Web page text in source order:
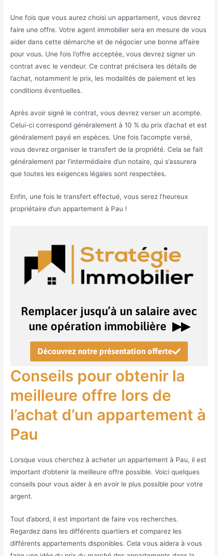
Une fois que vous aurez choisi un appartement, vous devrez
faire une offre. Votre agent immobilier sera en mesure de vous
aider dans cette démarche et de négocier une bonne affaire
pour vous. Une fois l’offre acceptée, vous devrez signer un
contrat avec le vendeur. Ce contrat précisera les détails de
l’achat, notamment le prix, les modalités de paiement et les
conditions éventuelles.
Après avoir signé le contrat, vous devrez verser un acompte.
Celui-ci correspond généralement à 10 % du prix d’achat et est
généralement payé en espèces. Une fois l’acompte versé,
vous devrez organiser le transfert de la propriété. Cela se fait
généralement par l’intermédiaire d’un notaire, qui s’assurera
que toutes les exigences légales sont respectées.
Enfin, une fois le transfert effectué, vous serez l’heureux
propriétaire d’un appartement à Pau !
Remplacer jusqu’à un salaire avec
une opération immobilière ▶︎▶︎
Découvrez notre présentation offerte
Conseils pour obtenir la
meilleure offre lors de
l’achat d’un appartement à
Pau
Lorsque vous cherchez à acheter un appartement à Pau, il est
important d’obtenir la meilleure offre possible. Voici quelques
conseils pour vous aider à en avoir le plus possible pour votre
argent.
Tout d’abord, il est important de faire vos recherches.
Regardez dans les différents quartiers et comparez les
différents appartements disponibles. Cela vous aidera à vous